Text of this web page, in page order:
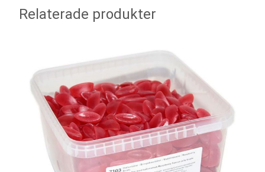
Relaterade produkter